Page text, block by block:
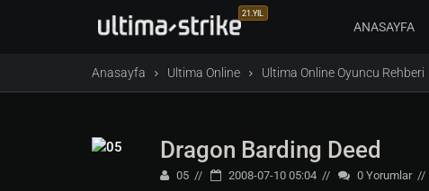
21.YIL
ANASAYFA
Anasayfa Ultima Online Ultima Online Oyuncu Rehberi
Dragon Barding Deed
05 2008-07-10 05:04 0 Yorumlar